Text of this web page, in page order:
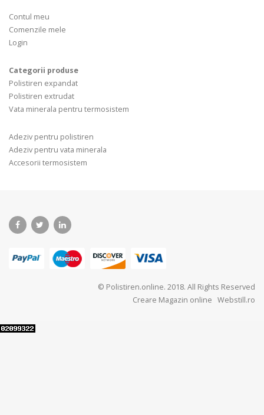
Contul meu
Comenzile mele
Login
Categorii produse
Polistiren expandat
Polistiren extrudat
Vata minerala pentru termosistem
Adeziv pentru polistiren
Adeziv pentru vata minerala
Accesorii termosistem
© Polistiren.online. 2018. All Rights Reserved
Creare Magazin online Webstill.ro